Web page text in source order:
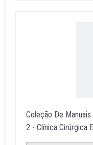
Coleção De
2 - Clínica Cirúrgica